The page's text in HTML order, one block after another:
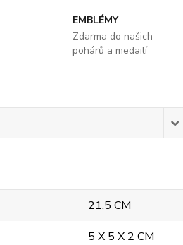
EMBLÉMY
Zdarma do našich
pohárů a medailí
21,5 CM
5 X 5 X 2 CM